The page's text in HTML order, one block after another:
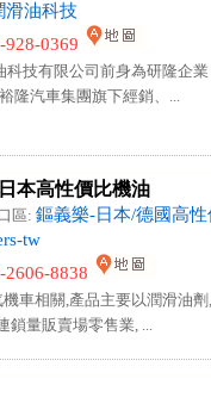
滑油科技
928-0369
科技有限公司前身為研隆企
隆汽車集團旗下經銷、...
本高性價比機油
區: 鏂義樂-日本/德國高性
tw
2606-8838
車相關,產品主要以潤滑油劑
鎖量販賣場零售業, ...